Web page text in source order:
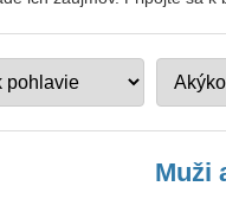
Muži